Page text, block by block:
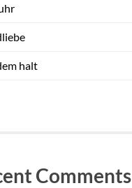
halt
Comments